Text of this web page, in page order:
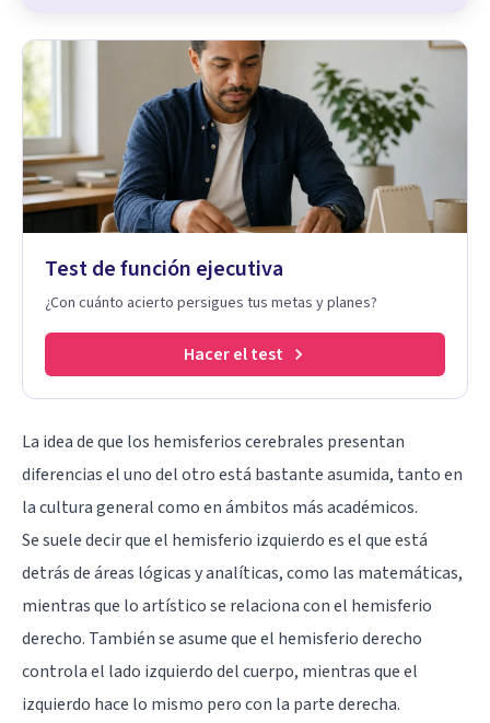
Test de función ejecutiva
¿Con cuánto acierto persigues tus metas y planes?
Hacer el test
La idea de que los hemisferios cerebrales presentan
diferencias el uno del otro está bastante asumida, tanto en
la cultura general como en ámbitos más académicos.
Se suele decir que el hemisferio izquierdo es el que está
detrás de áreas lógicas y analíticas, como las matemáticas,
mientras que lo artístico se relaciona con el hemisferio
derecho. También se asume que el hemisferio derecho
controla el lado izquierdo del cuerpo, mientras que el
izquierdo hace lo mismo pero con la parte derecha.